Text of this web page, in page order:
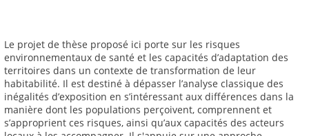
Le projet de thèse proposé ici porte sur les risques
environnementaux de santé et les capacités d’adaptation des
territoires dans un contexte de transformation de leur
habitabilité. Il est destiné à dépasser l’analyse classique des
inégalités d’exposition en s’intéressant aux différences dans la
manière dont les populations perçoivent, comprennent et
s’approprient ces risques, ainsi qu’aux capacités des acteurs